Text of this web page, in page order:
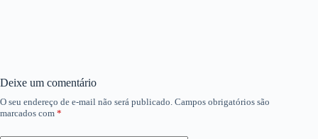
Deixe um comentário
O seu endereço de e-mail não será publicado. Campos obrigatórios são
marcados com *